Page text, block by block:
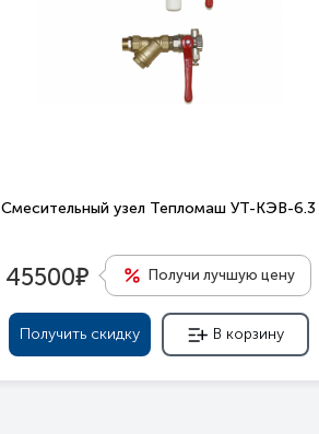
Смесительный узел Тепломаш УТ-КЭВ-6.3
45500е Получи лучшую цену
Получить скидку В корзину